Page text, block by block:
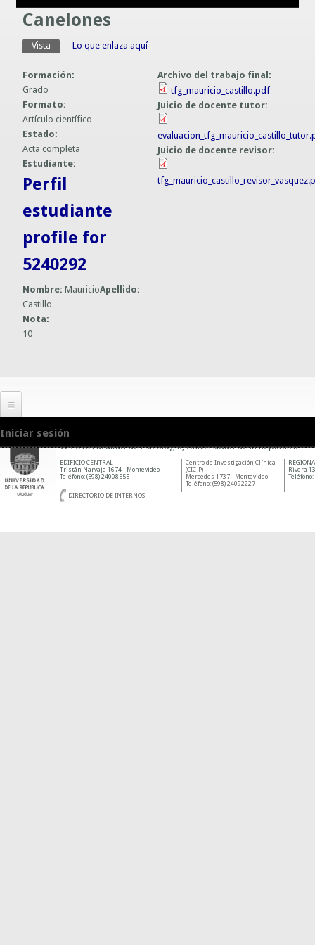
Guías prácticas o proyectos
Guías UCO
Información sobre SPAM y Phising
Canelones
Solapas principales
Vista (solapa activa)
Lo que enlaza aquí
Formación:
Grado
Formato:
Artículo científico
Estado:
Acta completa
Estudiante:
Perfil
estudiante
profile for
5240292
Nombre:MauricioApellido:
Castillo
Nota:
10
Archivo del trabajo final:
tfg_mauricio_castillo.pdf
Juicio de docente tutor:
Juicio de docente revisor:
Iniciar sesión
© 2010 Facultad de Psicología, Universidad de la República
Rivera
Teléfono:
Centro de Investigación Clínica
(CIC-P)
Mercedes 1737 - Montevideo
Teléfono: (598) 24092227
EDIFICIO CENTRAL
Tristán Narvaja 1674 - Montevideo
Teléfono: (598) 24008555
DIRECTORIO DE INTERNOS